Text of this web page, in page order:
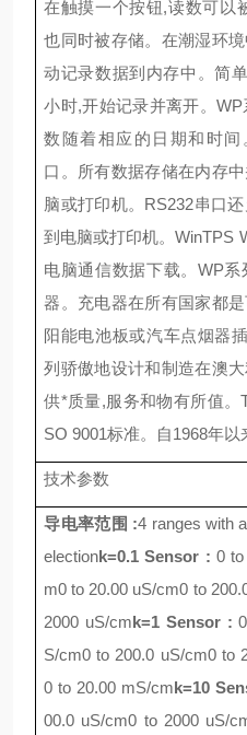
在触摸一个按钮,读数可以
也同时被存储。在潮湿环
动记录数据到内存中。简
小时,开始记录并离开。WP
数 随着相应的 日期和时间
口。所有数据存储在内存
脑或打印机。 RS232串口
到电脑或打印机。WinTPS
电脑通信数据下载。 WP系
器。充电器在所有国家都是
阳能电池板或汽车点烟器
列骄傲地设计和制造在澳
供*质量,服务和物有所值。
SO 9001标准。自1968年以
技术参数
导电率范围 :4 ranges with
electionk=0.1 Sensor : 0
m0 to 20.00 uS/cm0 to
2000 uS/cmk=1 Sensor :
S/cm0 to 200.0 uS/cm0 to
0 to 20.00 mS/cmk=10
00.0 uS/cm0 to 2000 uS/